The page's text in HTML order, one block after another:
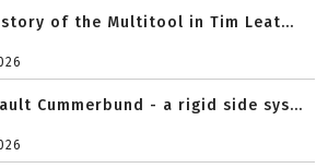
of the Multitool in Tim Leat...
Cummerbund - a rigid side sys...